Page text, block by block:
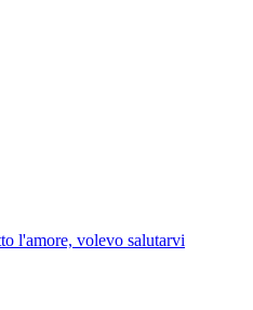
l'amore, volevo salutarvi